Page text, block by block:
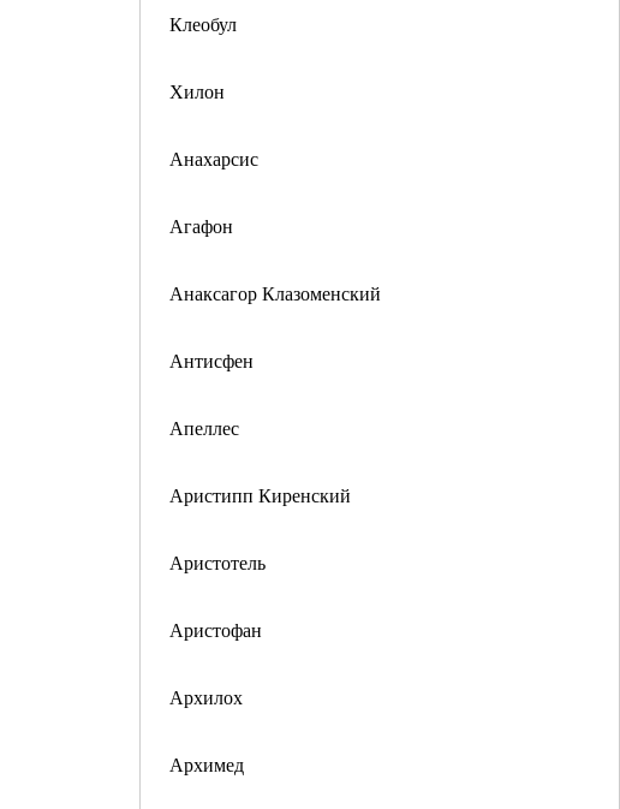
Клеобул
Хилон
Анахарсис
Агафон
Анаксагор Клазоменский
Антисфен
Апеллес
Аристипп Киренский
Аристотель
Аристофан
Архилох
Архимед